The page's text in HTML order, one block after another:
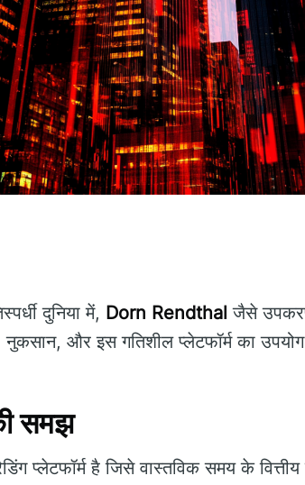
दुनिया में, Dorn Rendthal जैसे
नुकसान, और इस गतिशील प्लेटफॉर्म का
समझ
प्लेटफॉर्म है जिसे वास्तविक समय के वित्तीय